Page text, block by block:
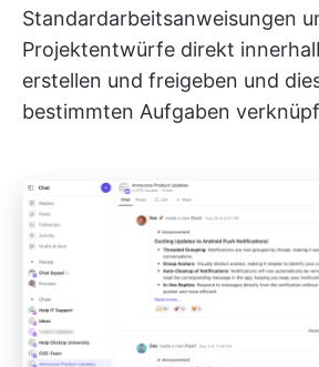
Standardarbeitsanweisungen
Projektentwürfe direkt
erstellen und freigeben und
bestimmten Aufgaben